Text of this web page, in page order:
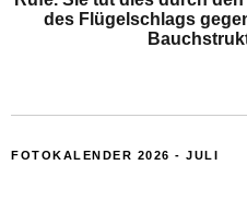
des Flügelschlags
FOTOKALENDER 2026 - JULI